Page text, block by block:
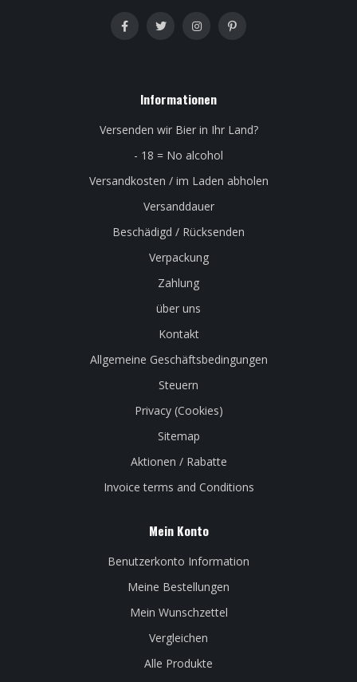
Informationen
Versenden wir Bier in Ihr Land?
- 18 = No alcohol
Versandkosten / im Laden abholen
Versanddauer
Beschädigd / Rücksenden
Verpackung
Zahlung
über uns
Kontakt
Allgemeine Geschäftsbedingungen
Steuern
Privacy (Cookies)
Sitemap
Aktionen / Rabatte
Invoice terms and Conditions
Mein Konto
Benutzerkonto Information
Meine Bestellungen
Mein Wunschzettel
Vergleichen
Alle Produkte